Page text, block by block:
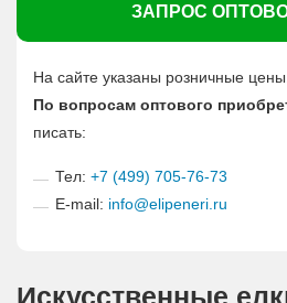
ЗАПРОС
На сайте указаны розничные цены.
По вопросам оптового
писать:
Тел: +7 (499) 705-76-73
E-mail: info@elipeneri.ru
Искусственные